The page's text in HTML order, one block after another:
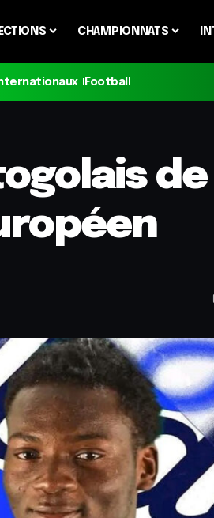
CHAMPIONNATS
Football